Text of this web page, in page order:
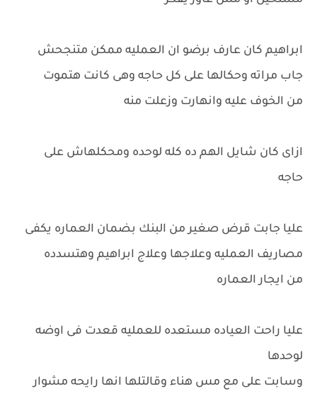
ابراهيم كان عارف برضو ان العمليه ممكن متنجحش
جاب مراته وحكالها على كل حاجه وهى كانت هتموت
من الخوف عليه وانهارت وزعلت منه
ازاى كان شايل الهم ده كله لوحده ومحكلهاش على
حاجه
عليا جابت قرض صغير من البنك بضمان العماره يكفى
مصاريف العمليه وعلاجها وعلاج ابراهيم وهتسدده
من ايجار العماره
عليا راحت العياده مستعده للعمليه قعدت فى اوضه
لوحدها
وسابت على مع مس هناء وقالتلها انها رايحه مشوار